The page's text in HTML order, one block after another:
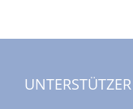
UNTERSTÜTZER